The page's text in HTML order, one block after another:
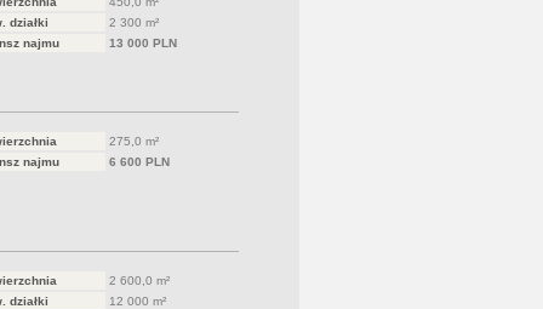
działki
2 300 m²
najmu
13 000 PLN
275,0 m²
najmu
6 600 PLN
2 600,0 m²
działki
12 000 m²